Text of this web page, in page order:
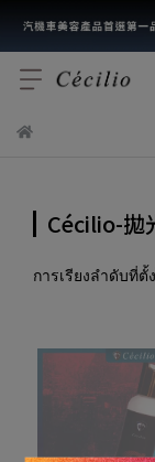
Cécilio-拋
การเรียงลำดับที่ตั้